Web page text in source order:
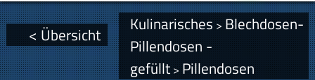
< Übersicht Kulinarisches > Blechdosen-
Pillendosen -
gefüllt> Pillendosen